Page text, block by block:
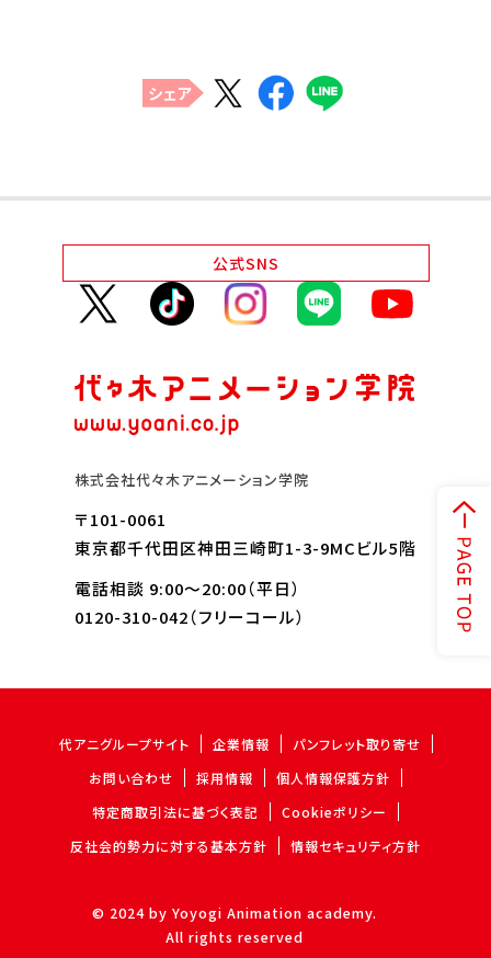
シェア
公式SNS
株式会社代々木アニメーション学院
〒101-0061
東京都千代田区神田三崎町1-3-9MCビル5階
電話相談 9:00～20:00（平日）
0120-310-042（フリーコール）
代アニグループサイト 企業情報
パンフレット取り寄せ
お問い合わせ
採用情報
個人情報保護方針
特定商取引法に基づく表記
Cookieポリシー
反社会的勢力に対する基本方針
情報セキュリティ方針
© 2024 by Yoyogi Animation academy.
All rights reserved